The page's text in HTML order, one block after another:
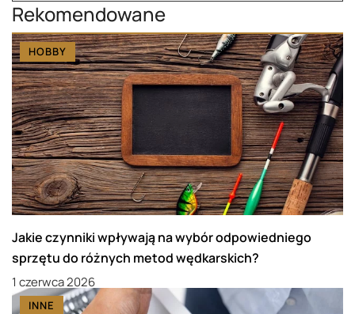
Rekomendowane
HOBBY
Jakie czynniki wpływają na wybór odpowiedniego
sprzętu do różnych metod wędkarskich?
1 czerwca 2026
INNE